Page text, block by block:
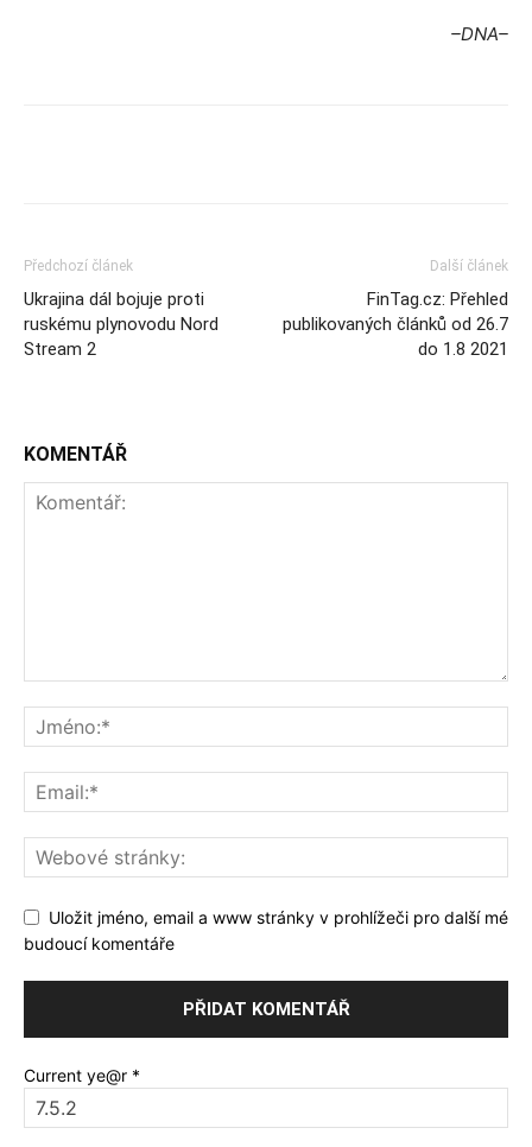
–DNA–
Předchozí článek
Ukrajina dál bojuje proti
ruskému plynovodu Nord
Stream 2
Další článek
FinTag.cz: Přehled
publikovaných článků od 26.7
do 1.8 2021
KOMENTÁŘ
Uložit jméno, email a www stránky v prohlížeči pro další mé
budoucí komentáře
Current ye@r *